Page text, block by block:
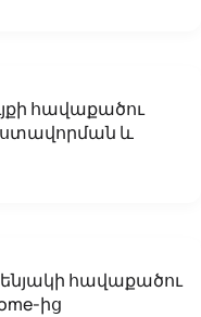
հավաքածու
և
հավաքածու
ից